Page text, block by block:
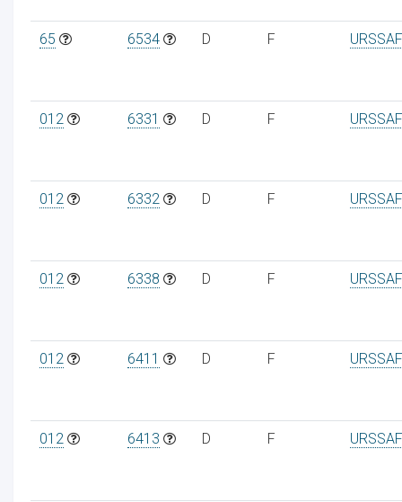
65 6534 D F
012 6331 D F
012 6332 D F
012 6338 D F
012 6411 D F
012 6413 D F